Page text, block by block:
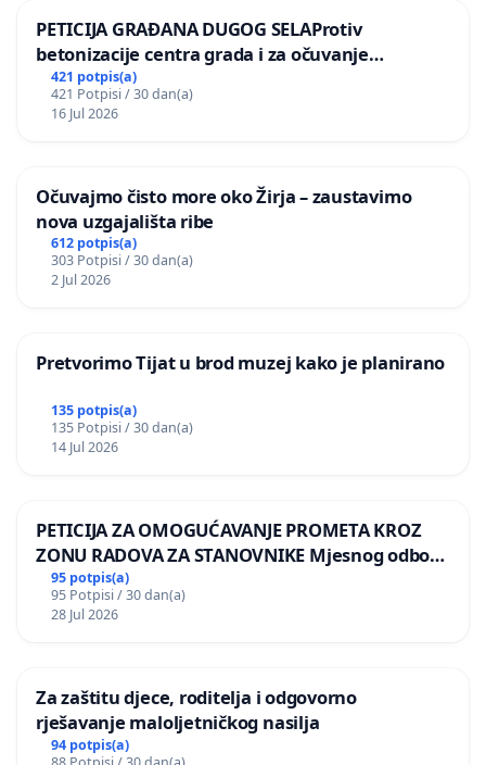
PETICIJA GRAĐANA DUGOG SELAProtiv
betonizacije centra grada i za očuvanje
postojećih zelenih površina i odraslih stabala pri
donošenju izmjena urbanističkog plana
421 potpis(a)
421 Potpisi / 30 dan(a)
16 Jul 2026
Očuvajmo čisto more oko Žirja – zaustavimo
nova uzgajališta ribe
612 potpis(a)
303 Potpisi / 30 dan(a)
2 Jul 2026
Pretvorimo Tijat u brod muzej kako je planirano
135 potpis(a)
135 Potpisi / 30 dan(a)
14 Jul 2026
PETICIJA ZA OMOGUĆAVANJE PROMETA KROZ
ZONU RADOVA ZA STANOVNIKE Mjesnog odbora
Kamensko i Lemić Brdo
95 potpis(a)
95 Potpisi / 30 dan(a)
28 Jul 2026
Za zaštitu djece, roditelja i odgovorno
rješavanje maloljetničkog nasilja
94 potpis(a)